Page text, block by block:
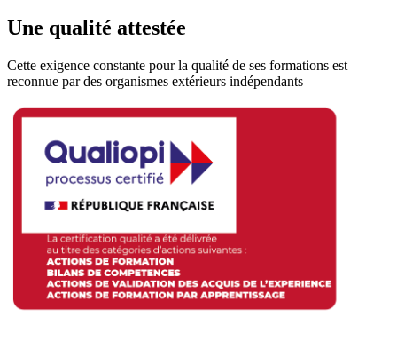
Une qualité attestée
Cette exigence constante pour la qualité de ses formations est
reconnue par des organismes extérieurs indépendants